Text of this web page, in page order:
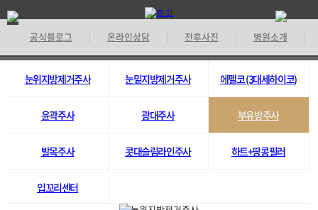
공식블로그 | 온라인상담 | 전후사진 | 병원소개 |
기
눈위지방제거주사 눈밑지방제거주사 에펠코 (3대세하이코)
윤곽주사 광대주사 부유방주사
발목주사 콧대슬림라인주사 하트+땅콩필러
입꼬리센터